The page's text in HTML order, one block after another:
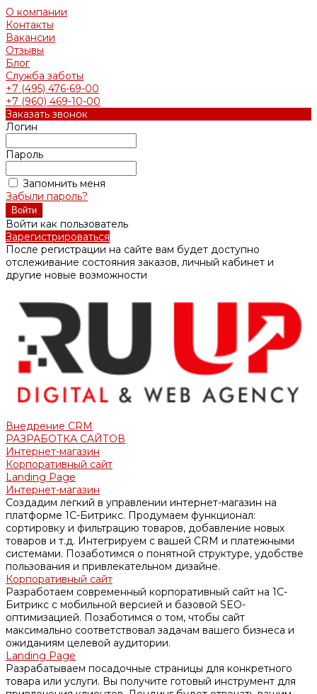
О компании
Контакты
Вакансии
Отзывы
Блог
Служба заботы
+7 (495) 476-69-00
+7 (960) 469-10-00
Заказать звонок
Логин
Пароль
Запомнить меня
Забыли пароль?
Войти как пользователь
Зарегистрироваться
После регистрации на сайте вам будет доступно
отслеживание состояния заказов, личный кабинет и
другие новые возможности
Внедрение CRM
РАЗРАБОТКА САЙТОВ
Интернет-магазин
Корпоративный сайт
Landing Page
Интернет-магазин
Создадим легкий в управлении интернет-магазин на
платформе 1С-Битрикс. Продумаем функционал:
сортировку и фильтрацию товаров, добавление новых
товаров и т.д. Интегрируем с вашей CRM и платежными
системами. Позаботимся о понятной структуре, удобстве
пользования и привлекательном дизайне.
Корпоративный сайт
Разработаем современный корпоративный сайт на 1С-
Битрикс с мобильной версией и базовой SEO-
оптимизацией. Позаботимся о том, чтобы сайт
максимально соответствовал задачам вашего бизнеса и
ожиданиям целевой аудитории.
Landing Page
Разрабатываем посадочные страницы для конкретного
товара или услуги. Вы получите готовый инструмент для